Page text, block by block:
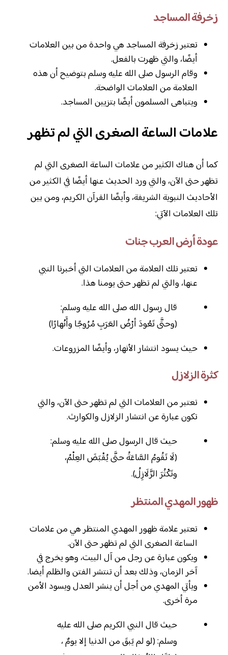
زخرفة المساجد
تعتبر زخرفة المساجد هي واحدة من بين العلامات
أيضًا، والتي ظهرت بالفعل.
وقام الرسول صلى الله عليه وسلم بتوضيح أن هذه
العلامة من العلامات الواضحة.
ويتباهى المسلمون أيضًا بتزيين المساجد.
علامات الساعة الصغرى التي لم تظهر
كما أن هناك الكثير من علامات الساعة الصغرى التي لم
تظهر حتى الآن، والتي ورد الحديث عنها أيضًا في الكثير من
الأحاديث النبوية الشريفة، وأيضًا القرآن الكريم، ومن بين
تلك العلامات الآتي:
عودة أرض العرب جنات
تعتبر تلك العلامة من العلامات التي أخبرنا النبي
عنها، والتي لم تظهر حتى يومنا هذا.
قال رسول الله صلى الله عليه وسلم:
(وحتَّى تَعُودَ أرْضُ العَرَبِ مُرُوجًا وأَنْهارًا)
حيث يسود انتشار الأنهار، وأيضًا المزروعات.
كثرة الزلازل
تعتبر من العلامات التي لم تظهر حتى الآن، والتي
تكون عبارة عن انتشار الزلازل والكوارث.
حيث قال الرسول صلى الله عليه وسلم:
(لَا تَقُومُ السَّاعَةُ حتَّى يُقْبَضَ العِلْمُ،
وتَكْثُرَ الزَّلَازِلُ).
ظهور المهدي المنتظر
تعتبر علامة ظهور المهدي المنتظر هي من علامات
الساعة الصغرى التي لم تظهر حتى الآن.
ويكون عبارة عن رجل من آل البيت، وهو يخرج في
آخر الزمان، وذلك بعد أن تنتشر الفتن والظلم أيضا.
ويأتي المهدي من أجل أن ينشر العدل ويسود الأمن
مرة أخرى.
حيث قال النبي الكريم صلى الله عليه
وسلم: (لو لم يَبقَ من الدنيا إلا يومٌ ،